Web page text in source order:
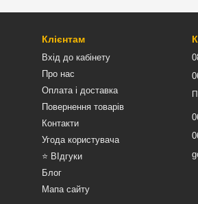
Клієнтам
Вхід до кабінету
Про нас
Оплата і доставка
Повернення товарів
Контакти
Угода користувача
⭐ ВІдгуки
Блог
Мапа сайту